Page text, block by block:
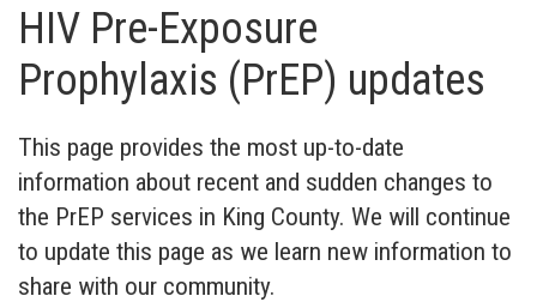
HIV Pre-Exposure
Prophylaxis (PrEP) updates
This page provides the most up-to-date
information about recent and sudden changes to
the PrEP services in King County. We will continue
to update this page as we learn new information to
share with our community.